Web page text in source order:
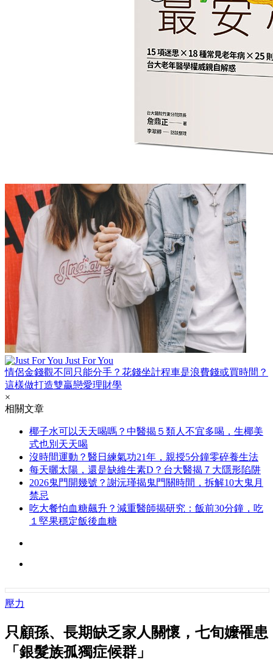
Just For You
情侶金錢觀不同只能分手？花錢坐計程車是浪費錢或買時間？
這樣做打造雙贏戀愛理財學
×
相關文章
椰子水可以天天喝嗎？中醫揭５類人不宜多喝，生椰美
式也別天天喝
沒時間運動？醫日練氣功21年，親授5分鐘零碎養生法
每天曬太陽，還是缺維生素D？台大醫揭７大隱形陷阱
2026鬼門開幾號？謝沅瑾揭鬼門關時間，拆解10大鬼月
禁忌
吃大餐怕血糖飆升？減重醫師揭研究：飯前30分鐘，吃
１堅果穩定飯後血糖
壓力
只顧孫、長期缺乏家人關懷，七旬嬤罹患
「銀髮族孤獨症候群」